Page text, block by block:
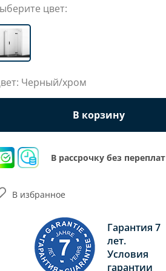
цвет:
Черный/хром
В корзину
В рассрочку без переплат
Гарантия 7
лет.
Условия
гарантии
В избранное